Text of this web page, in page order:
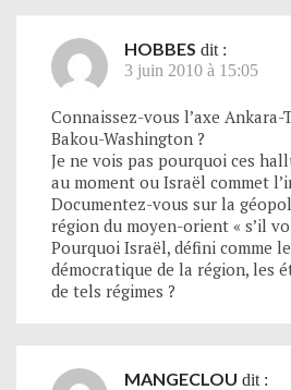
HOBBES dit :
3 juin 2010 à 15:05
Connaissez-vous l’axe
Bakou-Washington ?
Je ne vois pas pourquoi ces
au moment ou Israël commet
Documentez-vous sur la
région du moyen-orient « s’il
Pourquoi Israël, défini comme
démocratique de la région, les
de tels régimes ?
MANGECLOU dit :